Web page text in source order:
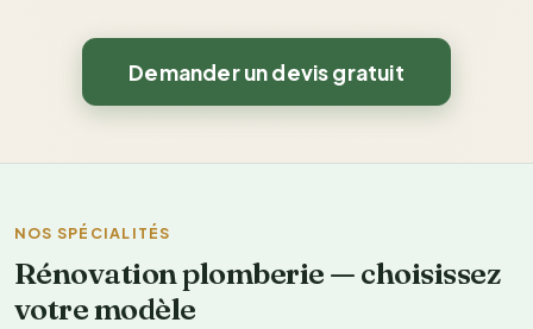
Demander un devis gratuit
NOS SPÉCIALITÉS
Rénovation plomberie — choisissez
votre modèle